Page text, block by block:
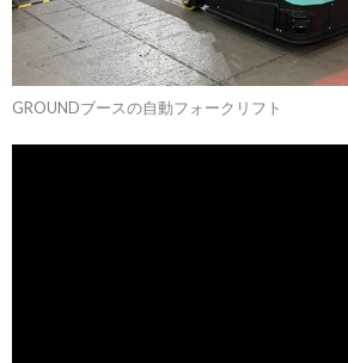
GROUNDブースの自動フォークリフト